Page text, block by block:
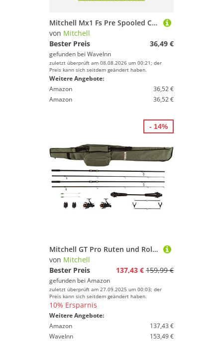
Mitchell Mx1 Fs Pre Spooled Carpfishing Reel Schwarz 6500
von Mitchell
Bester Preis
36,49 €
gefunden bei WaveInn
zuletzt überprüft am 08.08.2026 um 00:21; der
Preis kann sich seitdem geändert haben.
Weitere Angebote:
Amazon
36,52 €
Amazon
36,52 €
Mitchell GT Pro Ruten und Rollen Carp Karpfen Komplett-Set, Schwarz
von Mitchell
Bester Preis
137,43 € 159,99 €
gefunden bei Amazon
zuletzt überprüft am 27.09.2025 um 00:03; der
Preis kann sich seitdem geändert haben.
10% Ersparnis
Weitere Angebote:
Amazon
137,43 €
WaveInn
153,49 €
- 14%